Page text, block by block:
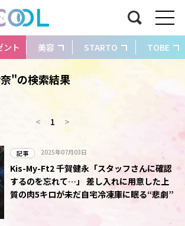
ント 美容 STARTO TOBE
"の検索結果
< 1 >
記事 2025年07月03日
Kis-My-Ft2 千賀健永「スタッフさんに確認
するのを忘れて…」 差し入れに用意した上
質の肉5キロが未だ自宅冷凍庫に眠る“悲劇”